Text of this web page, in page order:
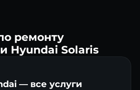
ремонту
Hyundai Solaris
— все услуги